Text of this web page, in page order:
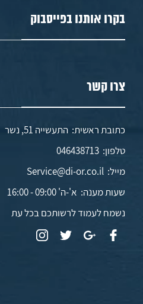
בקרו אותנו בפייסבוק
צרו קשר
כתובת ראשית: התעשייה 51, נשר
טלפון:046438713
מייל:Service@di-or.co.il
שעות מענה: א'-ה' 09:00 - 16:00
נשמח לעמוד לרשותכם בכל עת